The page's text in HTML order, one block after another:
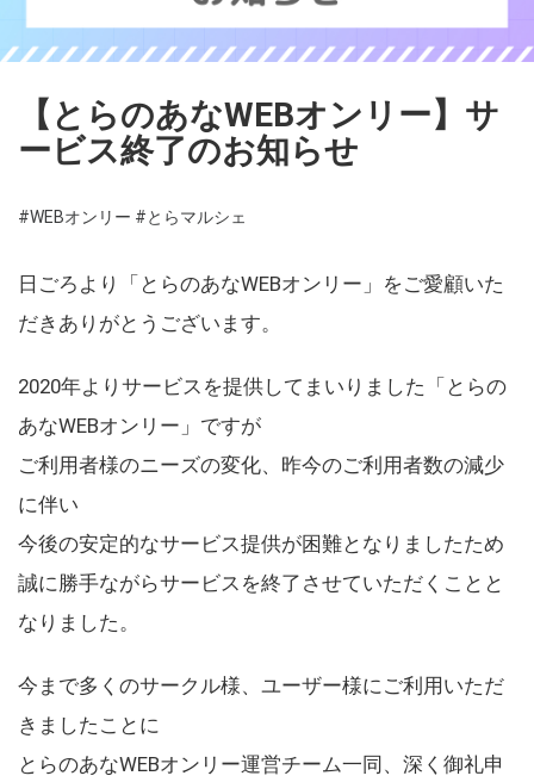
【とらのあなWEBオンリー】サ
ービス終了のお知らせ
#WEBオンリー #とらマルシェ
日ごろより「とらのあなWEBオンリー」をご愛顧いた
だきありがとうございます。
2020年よりサービスを提供してまいりました「とらの
あなWEBオンリー」ですが
ご利用者様のニーズの変化、昨今のご利用者数の減少
に伴い
今後の安定的なサービス提供が困難となりましたため
誠に勝手ながらサービスを終了させていただくことと
なりました。
今まで多くのサークル様、ユーザー様にご利用いただ
きましたことに
とらのあなWEBオンリー運営チーム一同、深く御礼申